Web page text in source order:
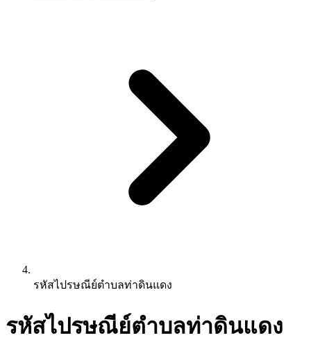
รหัสไปรษณีย์ตำบลท่าดินแดง
รหัสไปรษณีย์ตำบลท่าดินแดง